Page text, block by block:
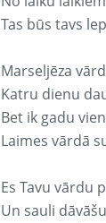
Tas būs tavs
Marseljēza
Katru dienu
Bet ik gadu
Laimes vārdā
Es Tavu vārdu
Un sauli